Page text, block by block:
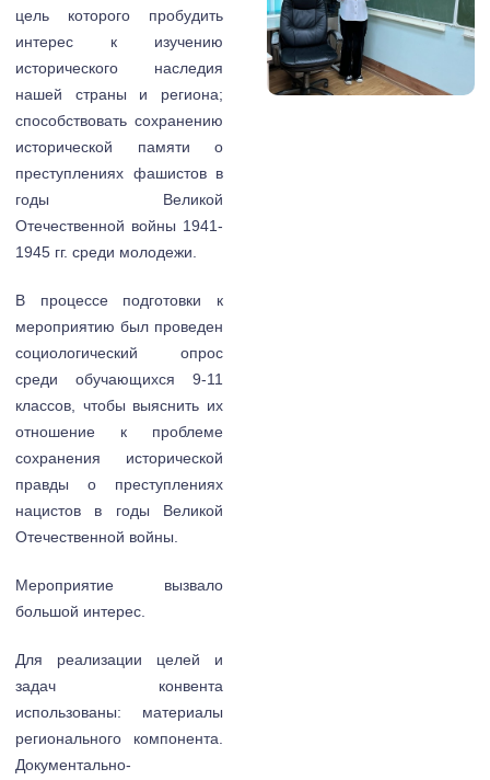
цель которого пробудить
интерес к изучению
исторического наследия
нашей страны и региона;
способствовать сохранению
исторической памяти о
преступлениях фашистов в
годы Великой
Отечественной войны 1941-
1945 гг. среди молодежи.
В процессе подготовки к
мероприятию был проведен
социологический опрос
среди обучающихся 9-11
классов, чтобы выяснить их
отношение к проблеме
сохранения исторической
правды о преступлениях
нацистов в годы Великой
Отечественной войны.
Мероприятие вызвало
большой интерес.
Для реализации целей и
задач конвента
использованы: материалы
регионального компонента.
Документально-